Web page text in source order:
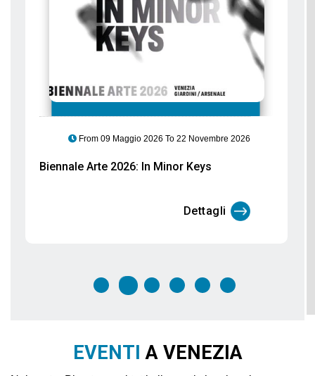
Gli Etruschi arrivano a Palazzo Ducale: